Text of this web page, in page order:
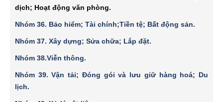
dịch; Hoạt động văn phòng.
Nhóm 36. Bảo hiểm; Tài chính;Tiền tệ; Bất động sản.
Nhóm 37. Xây dựng; Sửa chữa; Lắp đặt.
Nhóm 38.Viễn thông.
Nhóm 39. Vận tải; Ðóng gói và lưu giữ hàng hoá; Du
lịch.